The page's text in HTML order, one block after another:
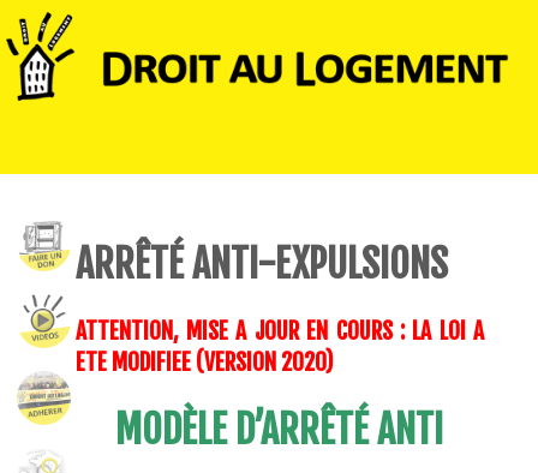
ARRÊTÉ ANTI-EXPULSIONS
ATTENTION, MISE A JOUR EN COURS : LA LOI A
ETE MODIFIEE (VERSION 2020)
MODÈLE D’ARRÊTÉ ANTI